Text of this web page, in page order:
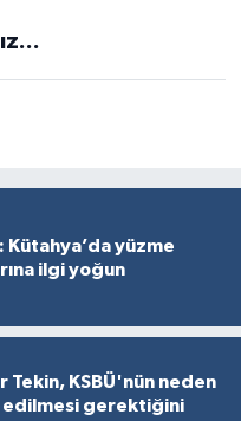
Kütahya’da yüzme
ilgi yoğun
Tekin, KSBÜ'nün neden
edilmesi gerektiğini